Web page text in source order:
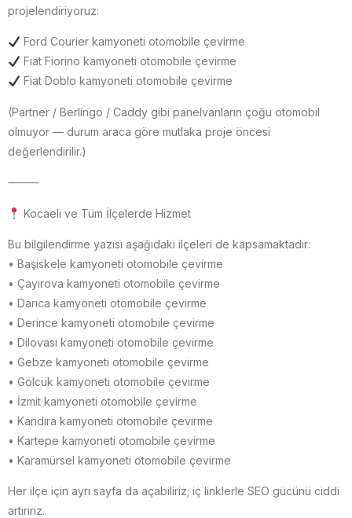
projelendiriyoruz:
Ford Courier kamyoneti otomobile çevirme
Fiat Fiorino kamyoneti otomobile çevirme
Fiat Doblo kamyoneti otomobile çevirme
(Partner / Berlingo / Caddy gibi panelvanların çoğu otomobil
olmuyor — durum araca göre mutlaka proje öncesi
değerlendirilir.)
⸻
Kocaeli ve Tüm İlçelerde Hizmet
Bu bilgilendirme yazısı aşağıdaki ilçeleri de kapsamaktadır:
• Başiskele kamyoneti otomobile çevirme
• Çayırova kamyoneti otomobile çevirme
• Darıca kamyoneti otomobile çevirme
• Derince kamyoneti otomobile çevirme
• Dilovası kamyoneti otomobile çevirme
• Gebze kamyoneti otomobile çevirme
• Gölcük kamyoneti otomobile çevirme
• İzmit kamyoneti otomobile çevirme
• Kandıra kamyoneti otomobile çevirme
• Kartepe kamyoneti otomobile çevirme
• Karamürsel kamyoneti otomobile çevirme
Her ilçe için ayrı sayfa da açabiliriz; iç linklerle SEO gücünü ciddi
artırırız.